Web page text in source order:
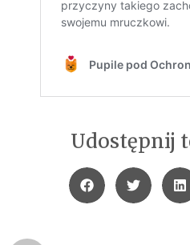
Udostępnij